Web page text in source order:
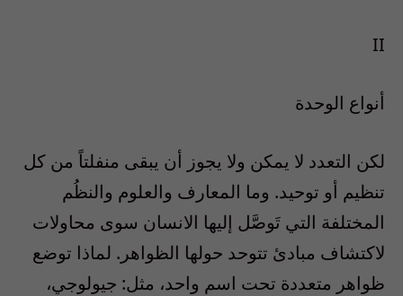
II
أنواع الوحدة
لكن التعدد لا يمكن ولا يجوز أن يبقى منفلتاً من كل
تنظيم أو توحيد. وما المعارف والعلوم والنظُم
المختلفة التي تَوصَّل إليها الانسان سوى محاولات
لاكتشاف مبادئ تتوحد حولها الظواهر. لماذا توضع
ظواهر متعددة تحت اسم واحد، مثل: جيولوجي،